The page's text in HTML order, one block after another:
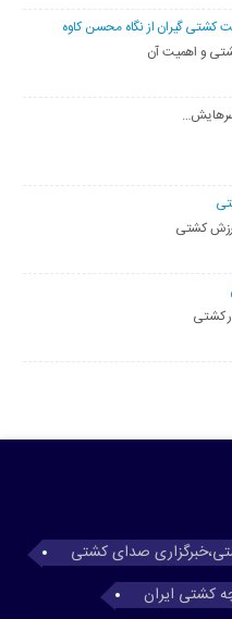
کشتی گیران از نگاه محسن کاوه
و اهمیت آن
کشتی
کشتی
صدای کشتی
کشتی ایران